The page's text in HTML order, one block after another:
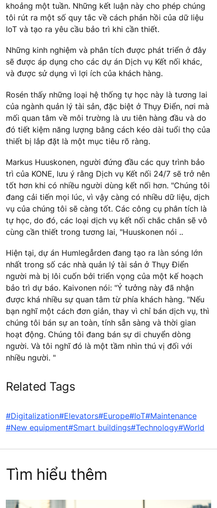
khoảng một tuần. Những kết luận này cho phép chúng
tôi rút ra một số quy tắc về cách phản hồi của dữ liệu
IoT và tạo ra yêu cầu bảo trì khi cần thiết.
Những kinh nghiệm và phân tích được phát triển ở đây
sẽ được áp dụng cho các dự án Dịch vụ Kết nối khác,
và được sử dụng vì lợi ích của khách hàng.
Rosén thấy những loại hệ thống tự học này là tương lai
của ngành quản lý tài sản, đặc biệt ở Thụy Điển, nơi mà
mối quan tâm về môi trường là ưu tiên hàng đầu và do
đó tiết kiệm năng lượng bằng cách kéo dài tuổi thọ của
thiết bị lắp đặt là một mục tiêu rõ ràng.
Markus Huuskonen, người đứng đầu các quy trình bảo
trì của KONE, lưu ý rằng Dịch vụ Kết nối 24/7 sẽ trở nên
tốt hơn khi có nhiều người dùng kết nối hơn. "Chúng tôi
đang cải tiến mọi lúc, vì vậy càng có nhiều dữ liệu, dịch
vụ của chúng tôi sẽ càng tốt. Các công cụ phân tích là
tự học, do đó, các loại dịch vụ kết nối chắc chắn sẽ vô
cùng cần thiết trong tương lai, "Huuskonen nói ..
Hiện tại, dự án Humlegården đang tạo ra làn sóng lớn
nhất trong số các nhà quản lý tài sản ở Thụy Điển
người mà bị lôi cuốn bởi triển vọng của một kế hoạch
bảo trì dự báo. Kaivonen nói: "Ý tưởng này đã nhận
được khá nhiều sự quan tâm từ phía khách hàng. "Nếu
bạn nghĩ một cách đơn giản, thay vì chỉ bán dịch vụ, thì
chúng tôi bán sự an toàn, tính sẵn sàng và thời gian
hoạt động. Chúng tôi đang bán sự di chuyển dòng
người. Và tôi nghĩ đó là một tầm nhìn thú vị đối với
nhiều người. "
Related Tags
#Digitalization#Elevators#Europe#IoT#Maintenance
#New equipment#Smart buildings#Technology#World
Tìm hiểu thêm